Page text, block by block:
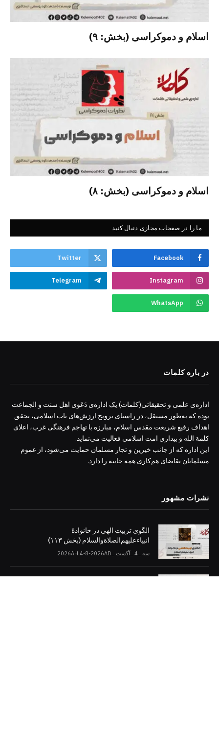
اسلام و دموکراسی (بخش: ۹)
اسلام و دموکراسی (بخش: ۸)
ما را در صفحات مجازی دنبال کنید
Facebook
Twitter
Instagram
Telegram
WhatsApp
در باره کلمات
اداره‌ی علمی و تحقیقاتی(کلمات) یک اداره‌ی دَعَوی اهل سنت و الجماعت
بوده که به‌طور مستقل، در راستای ترویج ارزش‌های ناب اسلامی، تحقق
اهداف رفیع شریعت مقدس اسلام، مبارزه با تهاجم فرهنگی غرب، اعلای
کلمة الله و بیداری امت اسلامی فعالیت می‌نماید.
این اداره که از جانب خیرین و تجار مسلمان حمایت می‌شود، از عموم
مسلمانان تقاضای هم‌کاری همه جانبه را دارد.
نشرات مشهور
الگوی تربیت الهی در خانوادۀ
انبیاءعلیهم‌الصلاةو‌السلام (بخش ۱۱۳)
سه _4 _آگست _2026AH 4-8-2026AD